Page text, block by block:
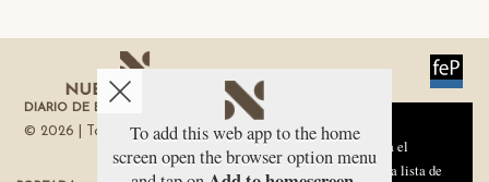
DIARIO DE ECONOMÍA DE LA REGIÓN DE MURCIA
© 2026 | Todos los derechos reservados
Aviso sobre el Uso de cookies:
Utilizamos cookies nuestras y de terceros para el
funcionamiento del digital. Puedes consultar la lista de
To add this web app to the home
screen open the browser option menu